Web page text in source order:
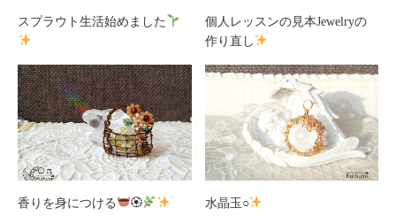
スプラウト生活始めました
個人レッスンの見本Jewelryの
作り直し
香りを身につける 🏵 水晶玉○